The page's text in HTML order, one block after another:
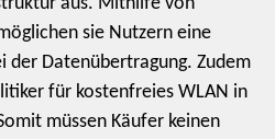
sie Nutzern eine
der Datenübertragung. Zudem
für kostenfreies WLAN in
müssen Käufer keinen